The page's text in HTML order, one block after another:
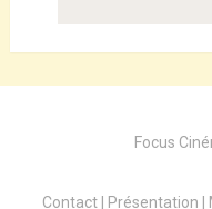
Focus
Contact Présentation